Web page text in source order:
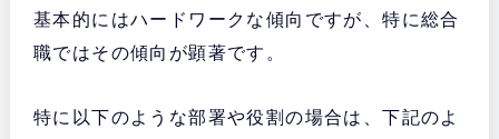
基本的にはハードワークな傾向ですが、特に総合
職ではその傾向が顕著です。
特に以下のような部署や役割の場合は、下記のよ